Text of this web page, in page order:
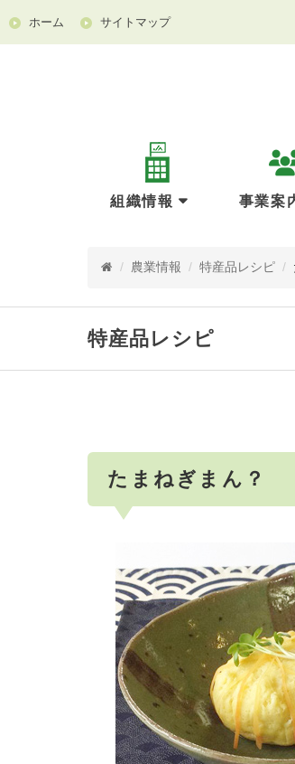
ホーム サイトマップ
組織情報 事業案
/ 農業情報 / 特産品レシピ /
特産品レシピ
たまねぎまん？